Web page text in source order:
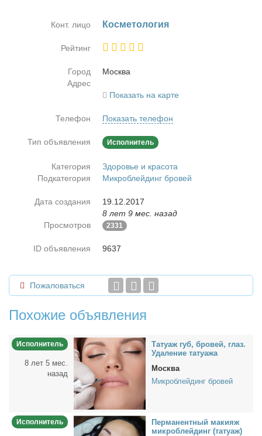
Конт. лицо Кос­ме­то­ло­гия
Рейтинг
Город
Москва
Адрес
Показать на карте
Телефон Показать телефон
Тип объявления Исполнитель
Категория
Здоровье и красота
Подкатегория
Микроблейдинг бровей
Дата создания
19.12.2017
8 лет 9 мес. назад
Просмотров
2331
ID объявления 9637
Пожаловаться
Похожие объявления
Исполнитель
8 лет 5 мес.
назад
Та­ту­аж губ, бро­вей, глаз.
Уда­ле­ние та­ту­а­жа
Москва
Микроблейдинг бровей
Исполнитель
Пер­ма­нент­ный ма­ки­яж
мик­роб­лей­динг (та­ту­аж)